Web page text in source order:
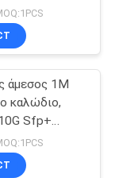
85
HUAWEI
άμεσος 1M
καλώδιο,
Sfp+
H3C